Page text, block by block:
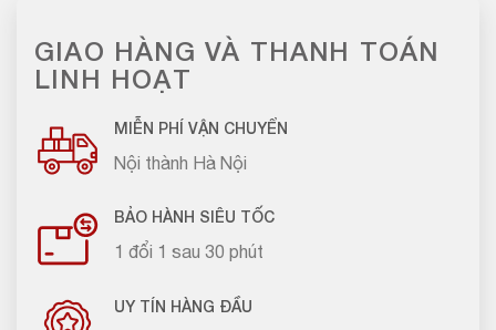
GIAO HÀNG VÀ THANH TOÁN
LINH HOẠT
MIỄN PHÍ VẬN CHUYỂN
Nội thành Hà Nội
BẢO HÀNH SIÊU TỐC
1 đổi 1 sau 30 phút
UY TÍN HÀNG ĐẦU